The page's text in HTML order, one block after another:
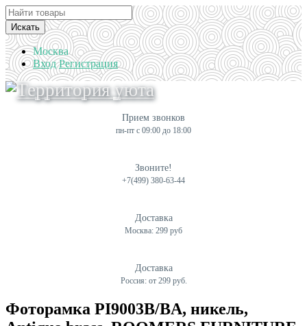
Искать
Москва
Вход Регистрация
Прием звонков
пн-пт с 09:00 до 18:00
Звоните!
+7(499) 380-63-44
Доставка
Москва: 299 руб
Доставка
Россия: от 299 руб.
Фоторамка PI9003B/BA, никель,